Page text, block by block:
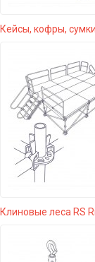
Кейсы, кофры,
Клиновые леса RS